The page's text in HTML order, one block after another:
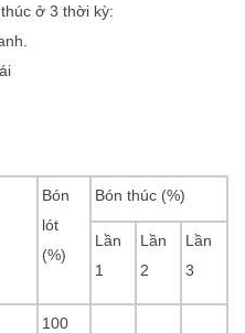
ở 3 thời kỳ:
Bón
lót
(%)
Bón thúc (%)
Lần
1
Lần
2
Lần
3
100